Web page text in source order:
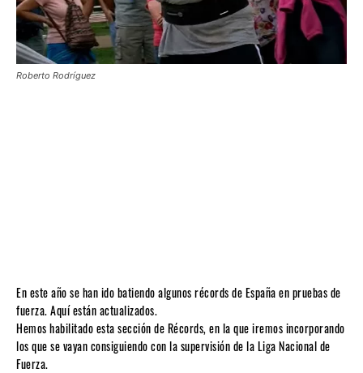
Roberto Rodríguez
En este año se han ido batiendo algunos récords de España en pruebas de
fuerza. Aquí están actualizados.
Hemos habilitado esta sección de Récords, en la que iremos incorporando
los que se vayan consiguiendo con la supervisión de la Liga Nacional de
Fuerza.